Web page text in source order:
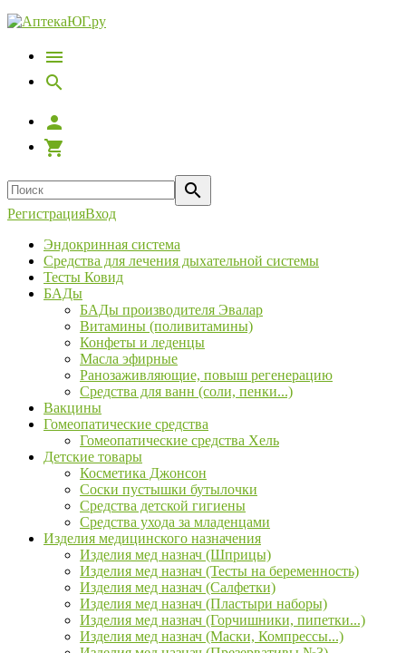
РегистрацияВход
Эндокринная система
Средства для лечения дыхательной системы
Тесты Ковид
БАДы
БАДы производителя Эвалар
Витамины (поливитамины)
Конфеты и леденцы
Масла эфирные
Ранозаживляющие, повыш регенерацию
Средства для ванн (соли, пенки...)
Вакцины
Гомеопатические средства
Гомеопатические средства Хель
Детские товары
Косметика Джонсон
Соски пустышки бутылочки
Средства детской гигиены
Средства ухода за младенцами
Изделия медицинского назначения
Изделия мед назнач (Шприцы)
Изделия мед назнач (Тесты на беременность)
Изделия мед назнач (Салфетки)
Изделия мед назнач (Пластыри наборы)
Изделия мед назнач (Горчишники, пипетки...)
Изделия мед назнач (Маски, Компрессы...)